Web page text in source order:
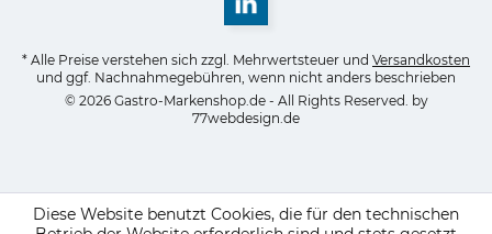
* Alle Preise verstehen sich zzgl. Mehrwertsteuer und Versandkosten
und ggf. Nachnahmegebühren, wenn nicht anders beschrieben
© 2026 Gastro-Markenshop.de - All Rights Reserved. by
77webdesign.de
Diese Website benutzt Cookies, die für den technischen